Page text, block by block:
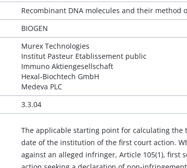
Recombinant DNA molecules and their method
BIOGEN
Murex Technologies
Institut Pasteur Etablissement public
Immuno Aktiengesellschaft
Hexal-Biochtech GmbH
Medeva PLC
3.3.04
The applicable starting point for calculating the
date of the institution of the first court action.
against an alleged infringer, Article 105(1), first